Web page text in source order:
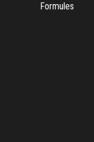
Formules